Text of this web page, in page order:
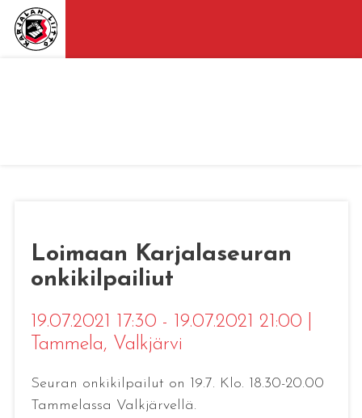
Loimaan Karjalaseuran
onkikilpailiut
19.07.2021 17:30 - 19.07.2021 21:00
Tammela, Valkjärvi
Seuran onkikilpailut on 19.7. Klo. 18.30-20.00
Tammelassa Valkjärvellä.